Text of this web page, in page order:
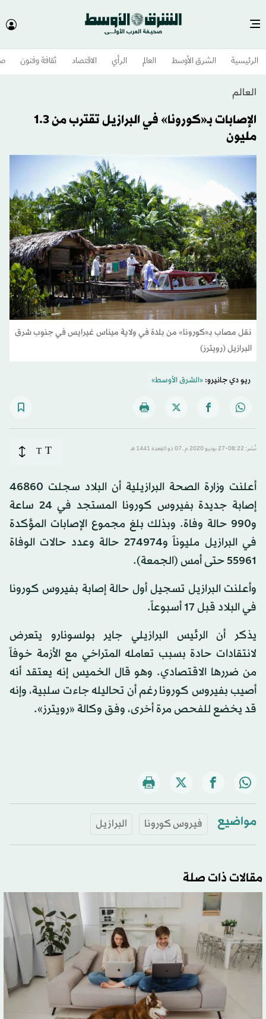
الرئيسية الشرق الأوسط​ العالم الرأي الاقتصاد ثقافة وفنون
العالم
الإصابات بـ«كورونا» في البرازيل تقترب من 1.3
مليون
نقل مصاب بـ«كورونا» من بلدة في ولاية ميناس غيرايس في جنوب شرق
البرازيل (رويترز)
ريو دي جانيرو:«الشرق الأوسط»
نُشر: 08:22-27 يونيو 2020 م ـ 07 ذو القِعدة 1441 هـ T
T
أعلنت وزارة الصحة البرازيلية أن البلاد سجلت 46860
إصابة جديدة بفيروس كورونا المستجد في 24 ساعة
و990 حالة وفاة. وبذلك بلغ مجموع الإصابات المؤكدة
في البرازيل مليوناً و274974 حالة وعدد حالات الوفاة
55961 حتى أمس (الجمعة).
وأعلنت البرازيل تسجيل أول حالة إصابة بفيروس كورونا
في البلاد قبل 17 أسبوعاً.
يذكر أن الرئيس البرازيلي جاير بولسونارو يتعرض
لانتقادات حادة بسبب تعامله المتراخي مع الأزمة خوفاً
من ضررها الاقتصادي. وهو قال الخميس إنه يعتقد أنه
أصيب بفيروس كورونا رغم أن تحاليله جاءت سلبية، وإنه
قد يخضع للفحص مرة أخرى، وفق وكالة «رويترز».
مواضيع فيروس كورونا البرازيل
مقالات ذات صلة